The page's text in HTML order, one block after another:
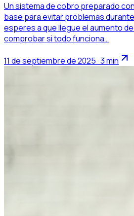
Un sistema de cobro preparado
base para evitar problemas
esperes a que llegue el aumento
comprobar si todo funciona…
11 de septiembre de 2025 · 3 min